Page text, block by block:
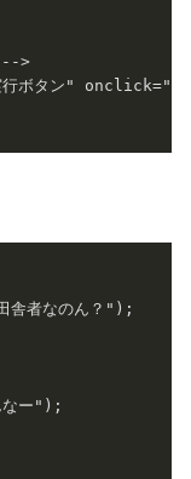
-->
ボタン"
者なのん？");
ー");